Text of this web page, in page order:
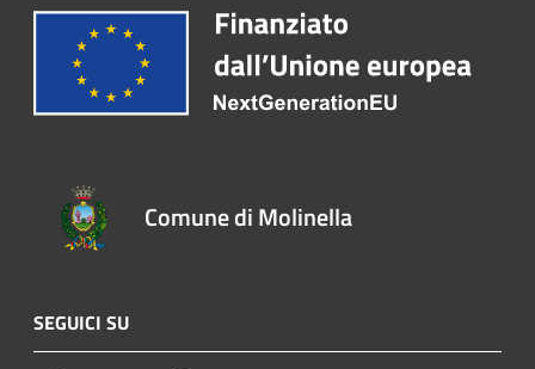
Comune di Molinella
SEGUICI SU